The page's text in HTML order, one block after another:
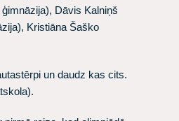
Dāvis Kalniņš
Kristiāna Šaško
un daudz kas cits.